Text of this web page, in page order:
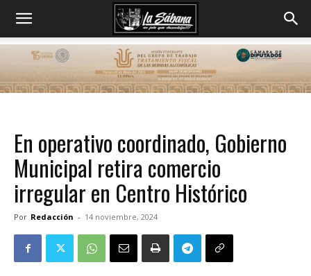
En operativo coordinado, Gobierno
Municipal retira comercio
irregular en Centro Histórico
Por Redacción - 14 noviembre, 2024